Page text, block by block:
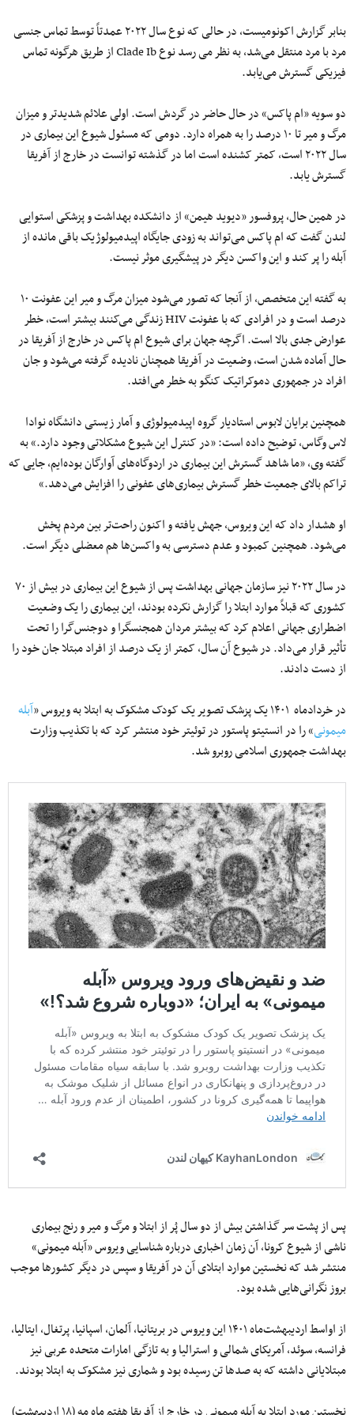
بنابر گزارش اکونومیست، در حالی که نوع سال ۲۰۲۲ عمدتاً توسط تماس جنسی
مرد با مرد منتقل می‌شد، به نظر می رسد نوع Clade Ib از طریق هرگونه تماس
فیزیکی گسترش می‌یابد.
دو سویه «ام پاکس» در حال حاضر در گردش است. اولی علائم شدیدتر و میزان
مرگ و میر تا ۱۰ درصد را به همراه دارد. دومی که مسئول شیوع این بیماری در
سال ۲۰۲۲ است، کمتر کشنده است اما در گذشته توانست در خارج از آفریقا
گسترش یابد.
در همین حال، پروفسور «دیوید هیمن» از دانشکده بهداشت و پزشکی استوایی
لندن گفت که ام پاکس می‌تواند به زودی جایگاه اپیدمیولوژیک باقی مانده از
آبله را پر کند و این واکسن دیگر در پیشگیری موثر نیست.
به گفته این متخصص، از آنجا که تصور می‌شود میزان مرگ و میر این عفونت ۱۰
درصد است و در افرادی که با عفونت HIV زندگی می‌کنند بیشتر است، خطر
عوارض جدی بالا است. اگرچه جهان برای شیوع ام پاکس در خارج از آفریقا در
حال آماده شدن است، وضعیت در آفریقا همچنان نادیده گرفته می‌شود و جان
افراد در جمهوری دموکراتیک کنگو به خطر می‌افتد.
همچنین برایان لابوس استادیار گروه اپیدمیولوژی و آمار زیستی دانشگاه نوادا
لاس وگاس، توضیح داده است: «در کنترل این شیوع مشکلاتی وجود دارد.» به
گفته وی، «ما شاهد گسترش این بیماری در اردوگاه‌های آوارگان بوده‌ایم، جایی که
تراکم بالای جمعیت خطر گسترش بیماری‌های عفونی را افزایش می‌دهد.»
او هشدار داد که این ویروس، جهش یافته و اکنون راحت‌تر بین مردم پخش
می‌شود. همچنین کمبود و عدم دسترسی به واکسن‌ها هم معضلی دیگر است.
در سال ۲۰۲۲ نیز سازمان جهانی بهداشت پس از شیوع این بیماری در بیش از ۷۰
کشوری که قبلاً موارد ابتلا را گزارش نکرده بودند، این بیماری را یک وضعیت
اضطراری جهانی اعلام کرد که بیشتر مردان همجنسگرا و دوجنس‌گرا را تحت
تأثیر قرار می‌داد. در شیوع آن سال، کمتر از یک درصد از افراد مبتلا جان خود را
از دست دادند.
در خردادماه ۱۴۰۱ یک پزشک تصویر یک کودک مشکوک به ابتلا به ویروس «
آبله
میمونی» را در انستیتو پاستور در توئیتر خود منتشر کرد که با تکذیب وزارت
بهداشت جمهوری اسلامی روبرو شد.
پس از پشت‌ سر گذاشتن بیش از دو سال پُر از ابتلا و مرگ‌ و میر و رنج بیماری
ناشی از شیوع کرونا، آن زمان اخباری درباره شناسایی ویروس «آبله‌ میمونی»
منتشر شد که نخستین موارد ابتلای آن در آفریقا و سپس در دیگر کشورها موجب
بروز نگرانی‌هایی شده بود.
از اواسط اردیبهشت‌ماه ۱۴۰۱ این ویروس در بریتانیا، آلمان، اسپانیا، پرتغال، ایتالیا،
فرانسه، سوئد، آمریکای شمالی و استرالیا و به تازگی امارات متحده عربی نیز
مبتلایانی داشته که به صدها تن رسیده‌ بود و شماری نیز مشکوک به ابتلا بودند.